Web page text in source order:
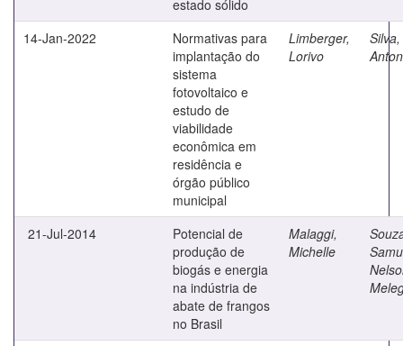
estado sólido
14-Jan-2022
Normativas para
implantação do
sistema
fotovoltaico e
estudo de
viabilidade
econômica em
residência e
órgão público
municipal
Limberger,
Lorivo
21-Jul-2014
Potencial de
produção de
biogás e energia
na indústria de
abate de frangos
no Brasil
Malaggi,
Michelle